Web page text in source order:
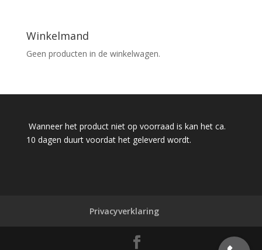
Winkelmand
Geen producten in de winkelwagen.
Wanneer het product niet op voorraad is kan het ca.
10 dagen duurt voordat het geleverd wordt.
Privacyverklaring